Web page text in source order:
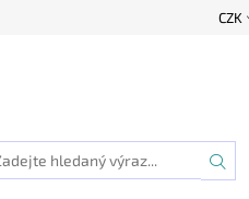
CZK